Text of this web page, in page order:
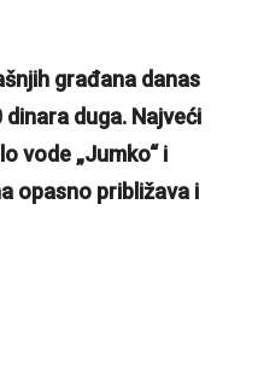
građana danas
duga. Najveći
vode „Jumko“ i
opasno približava i